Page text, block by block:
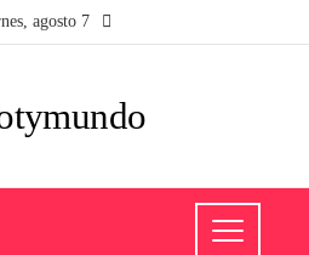
agosto 7